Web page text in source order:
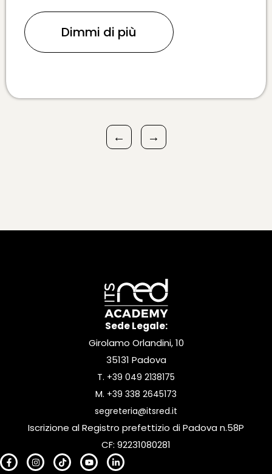
Dimmi di più
← →
Sede Legale:
Girolamo Orlandini, 10
35131 Padova
T. +39 049 2138175
M. +39 338 2645173
segreteria@itsred.it
Iscrizione al Registro prefettizio di Padova n.58P
CF: 92231080281